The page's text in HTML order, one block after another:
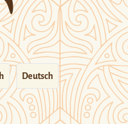
Deutsch